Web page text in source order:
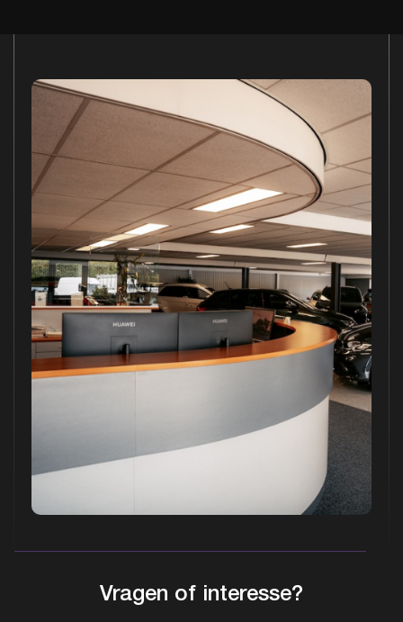
Vragen of interesse?